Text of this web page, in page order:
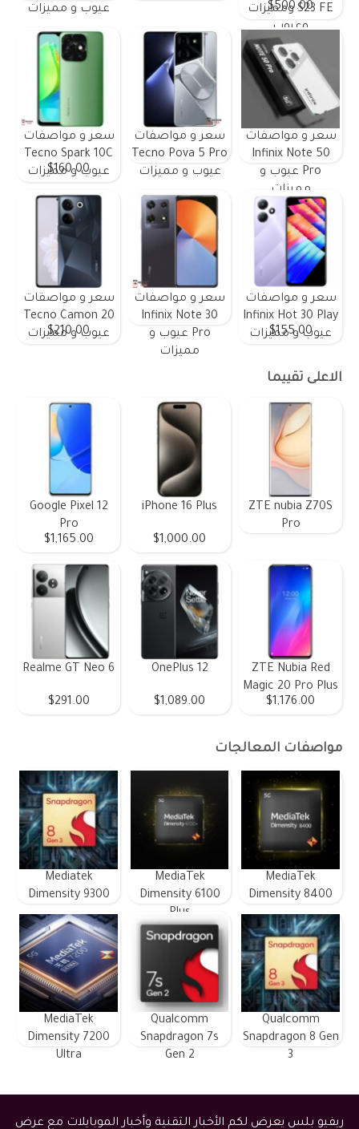
S23 FE ومميزات
وعيوب
$500.00
عيوب و مميزات
سعر و مواصفات
Infinix Note 50
Pro عيوب و
مميزات
سعر و مواصفات
Tecno Pova 5 Pro
عيوب و مميزات
سعر و مواصفات
Tecno Spark 10C
عيوب و مميزات
$160.00
سعر و مواصفات
Infinix Hot 30 Play
عيوب و مميزات
$155.00
سعر و مواصفات
Infinix Note 30
Pro عيوب و
مميزات
سعر و مواصفات
Tecno Camon 20
عيوب و مميزات
$210.00
الاعلى تقييما
ZTE nubia Z70S
Pro
iPhone 16 Plus
$1,000.00
Google Pixel 12
Pro
$1,165.00
ZTE Nubia Red
Magic 20 Pro Plus
$1,176.00
OnePlus 12
$1,089.00
Realme GT Neo 6
$291.00
مواصفات المعالجات
MediaTek
Dimensity 8400
MediaTek
Dimensity 6100
Plus
Mediatek
Dimensity 9300
Qualcomm
Snapdragon 8 Gen
3
Qualcomm
Snapdragon 7s
Gen 2
MediaTek
Dimensity 7200
Ultra
ريفيو بلس يعرض لكم الأخبار التقنية وأخبار الموبايلات مع عرض